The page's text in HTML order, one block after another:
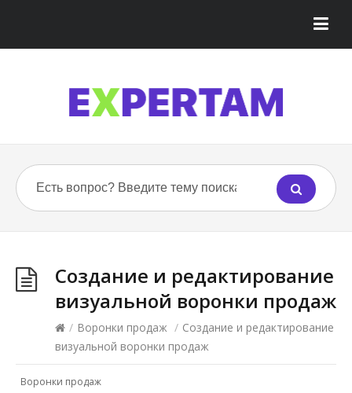
Создание и редактирование
визуальной воронки продаж
/ Воронки продаж / Создание и редактирование
визуальной воронки продаж
Воронки продаж